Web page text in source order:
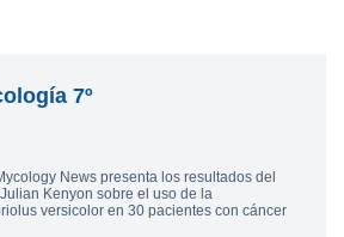
7º
News presenta los resultados del
Kenyon sobre el uso de la
versicolor en 30 pacientes con cáncer